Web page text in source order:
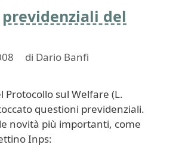
del
di Dario Banfi
Protocollo sul Welfare (L.
questioni previdenziali.
novità più importanti, come
Inps: